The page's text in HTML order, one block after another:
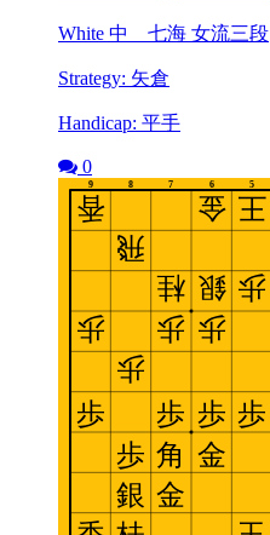
White 中 七海 女流三段
Strategy: 矢倉
Handicap: 平手
0